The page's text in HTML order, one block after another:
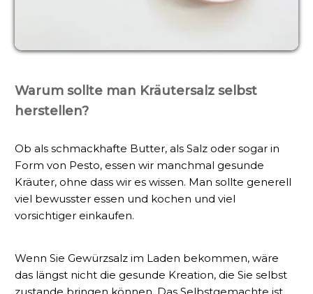
Warum sollte man Kräutersalz selbst
herstellen?
Ob als schmackhafte Butter, als Salz oder sogar in
Form von Pesto, essen wir manchmal gesunde
Kräuter, ohne dass wir es wissen. Man sollte generell
viel bewusster essen und kochen und viel
vorsichtiger einkaufen.
Wenn Sie Gewürzsalz im Laden bekommen, wäre
das längst nicht die gesunde Kreation, die Sie selbst